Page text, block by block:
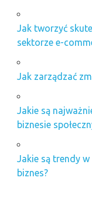
Jak tworzyć
sektorze e-
Jak zarządzać
Jakie są
biznesie
Jakie są trendy
biznes?